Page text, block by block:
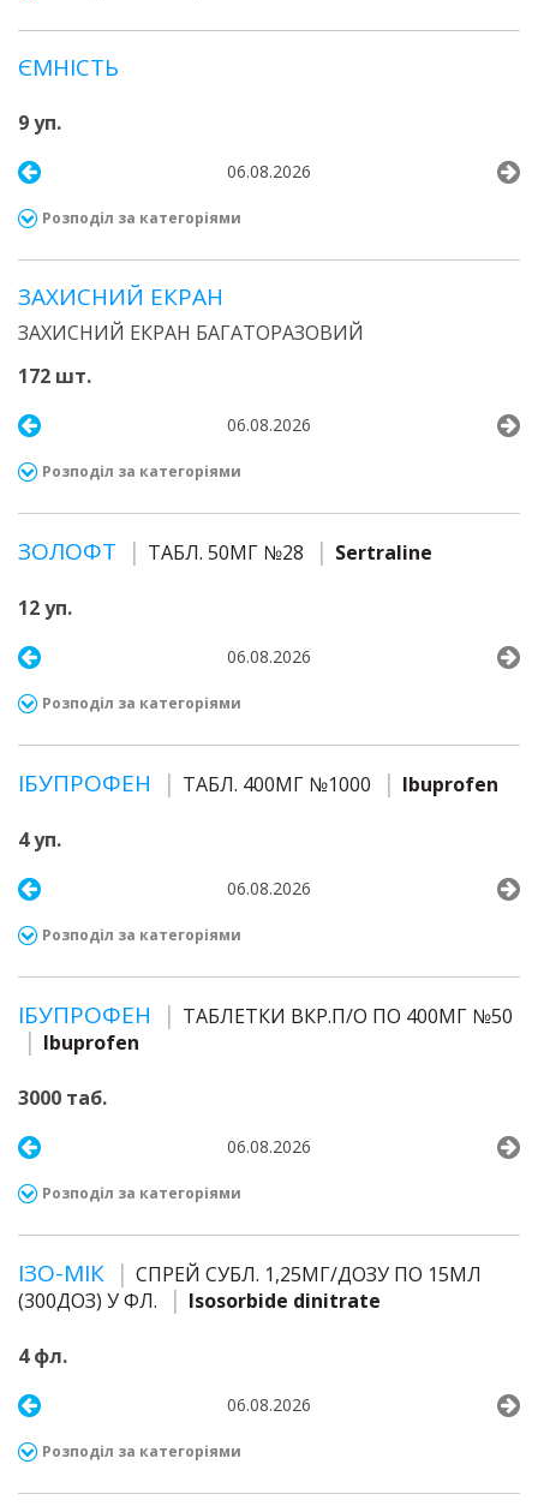
ЄМНІСТЬ
9 уп.
06.08.2026
Розподіл за категоріями
ЗАХИСНИЙ ЕКРАН
ЗАХИСНИЙ ЕКРАН БАГАТОРАЗОВИЙ
172 шт.
06.08.2026
Розподіл за категоріями
ЗОЛОФТ ТАБЛ. 50МГ №28 Sertraline
12 уп.
06.08.2026
Розподіл за категоріями
ІБУПРОФЕН ТАБЛ. 400МГ №1000 Ibuprofen
4 уп.
06.08.2026
Розподіл за категоріями
ІБУПРОФЕН
ТАБЛЕТКИ ВКР.П/О ПО 400МГ №50
Ibuprofen
3000 таб.
06.08.2026
Розподіл за категоріями
ІЗО-МІК
СПРЕЙ СУБЛ. 1,25МГ/ДОЗУ ПО 15МЛ
(300ДОЗ) У ФЛ.
Isosorbide dinitrate
4 фл.
06.08.2026
Розподіл за категоріями